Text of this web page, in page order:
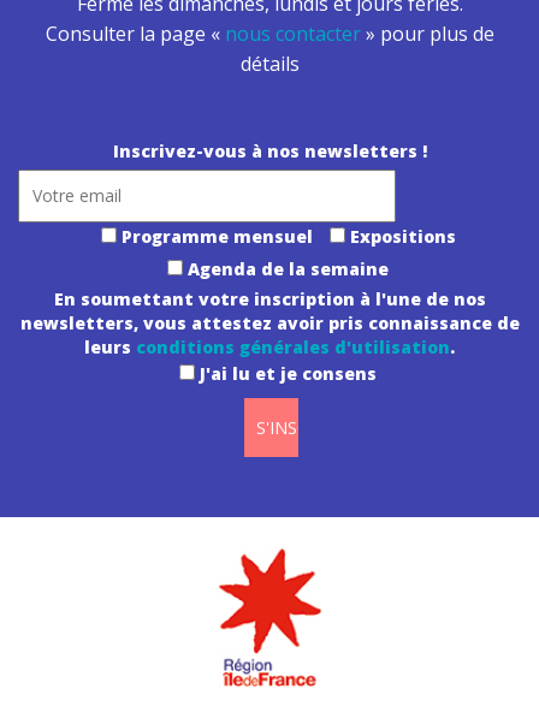
Consulter la page « nous contacter» pour plus de
détails
Inscrivez-vous à nos newsletters !
Programme mensuel
Expositions
Agenda de la semaine
En soumettant votre inscription à l'une de nos
newsletters, vous attestez avoir pris connaissance de
leurs conditions générales d'utilisation.
J'ai lu et je consens